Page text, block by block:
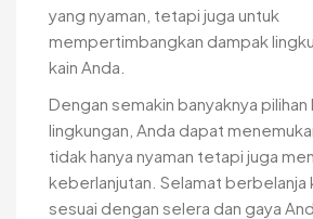
yang nyaman, tetapi juga untuk
mempertimbangkan dampak
kain Anda.
Dengan semakin banyaknya pilihan
lingkungan, Anda dapat
tidak hanya nyaman tetapi juga
keberlanjutan. Selamat berbelanja
sesuai dengan selera dan gaya